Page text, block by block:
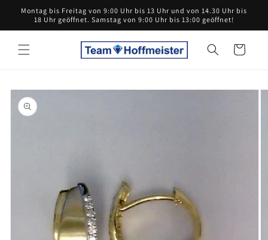
zum
Inhalt
Montag bis Freitag von 9:00 Uhr bis 13 Uhr und von 14.30 Uhr bis
18 Uhr geöffnet. Samstag von 9:00 Uhr bis 13:00 geöffnet!
Warenkorb